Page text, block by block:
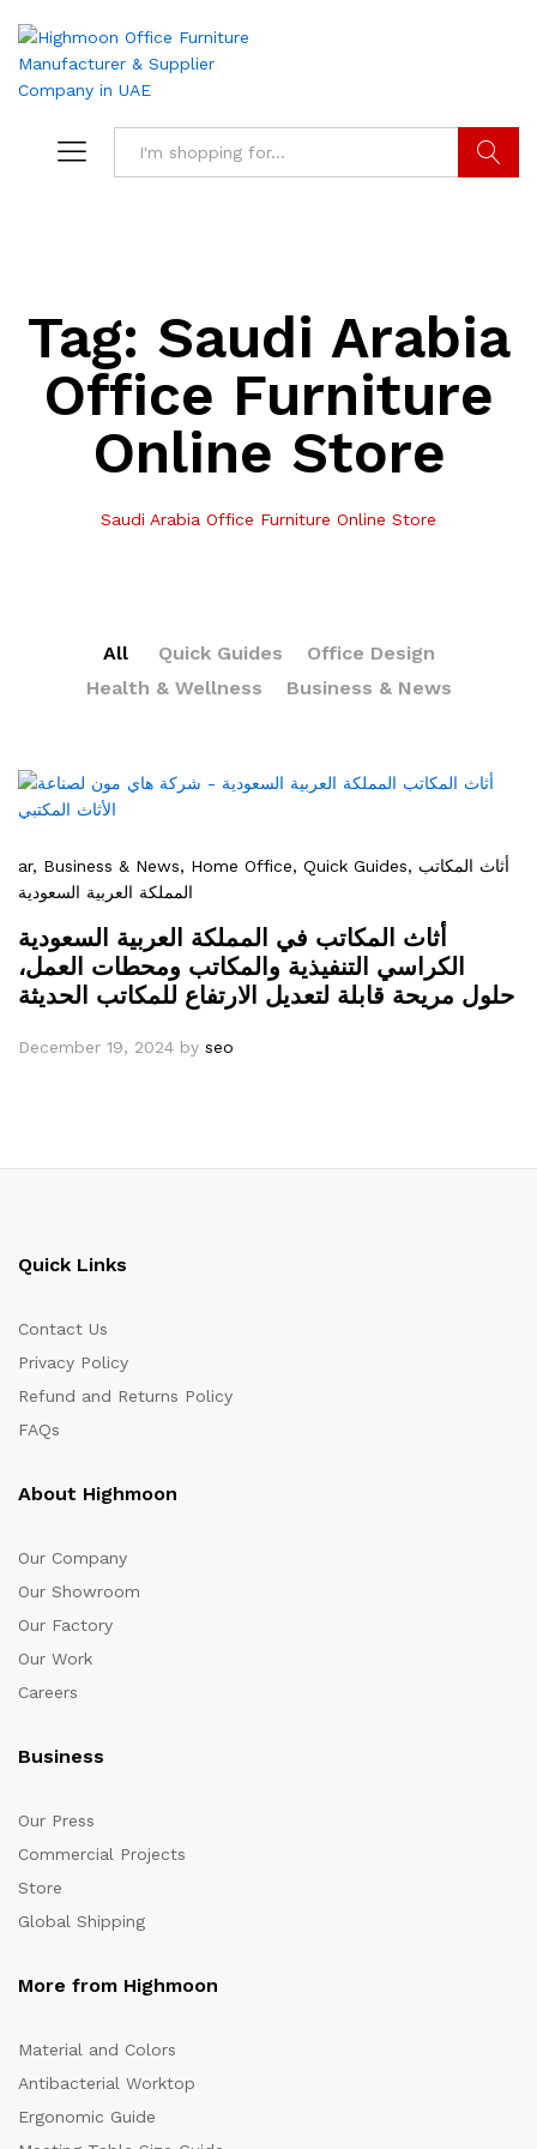
Tag: Saudi Arabia
Office Furniture
Online Store
Saudi Arabia Office Furniture Online Store
All Quick Guides
Office Design
Health & Wellness
Business & News
ar, Business & News, Home Office, Quick Guides, أثاث المكاتب
المملكة العربية السعودية
أثاث المكاتب في المملكة العربية السعودية
الكراسي التنفيذية والمكاتب ومحطات العمل،
حلول مريحة قابلة لتعديل الارتفاع للمكاتب الحديثة
December 19, 2024 by seo
Quick Links
Contact Us
Privacy Policy
Refund and Returns Policy
FAQs
About Highmoon
Our Company
Our Showroom
Our Factory
Our Work
Careers
Business
Our Press
Commercial Projects
Store
Global Shipping
More from Highmoon
Material and Colors
Antibacterial Worktop
Ergonomic Guide